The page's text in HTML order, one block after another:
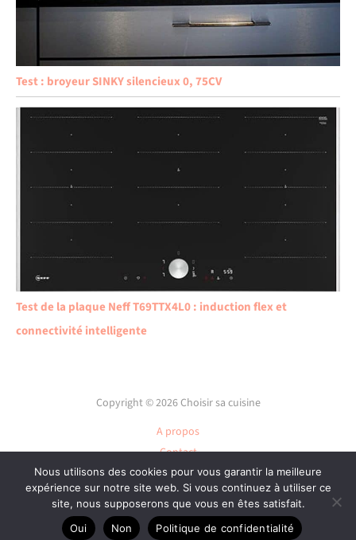
Test : broyeur SINKY silencieux 0, 75CV
Test de la plaque Neff T69TTX4L0 : induction flex et
connectivité intelligente
Copyright © 2026 Choisir sa cuisine
A propos
Contact
Plan du site
Mentions légales
Politique de confidentialité
Nous utilisons des cookies pour vous garantir la meilleure
expérience sur notre site web. Si vous continuez à utiliser ce
site, nous supposerons que vous en êtes satisfait.
Oui
Non Politique de confidentialité